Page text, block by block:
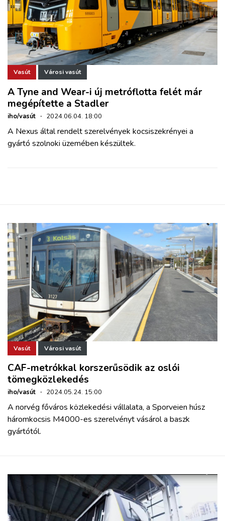
Vasút Városi vasút
A Tyne and Wear-i új metróflotta felét már
megépítette a Stadler
iho/vasút · 2024.06.04. 18:00
A Nexus által rendelt szerelvények kocsiszekrényei a
gyártó szolnoki üzemében készültek.
Vasút Városi vasút
CAF-metrókkal korszerűsödik az oslói
tömegközlekedés
iho/vasút · 2024.05.24. 15:00
A norvég főváros közlekedési vállalata, a Sporveien húsz
háromkocsis M4000-es szerelvényt vásárol a baszk
gyártótól.